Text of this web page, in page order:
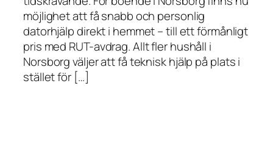
möjlighet att få snabb och personlig
datorhjälp direkt i hemmet – till ett förmånligt
pris med RUT-avdrag. Allt fler hushåll i
Norsborg väljer att få teknisk hjälp på plats i
stället för […]